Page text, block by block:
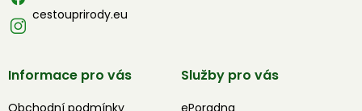
cestouprirody.eu
Informace pro vás Služby pro vás